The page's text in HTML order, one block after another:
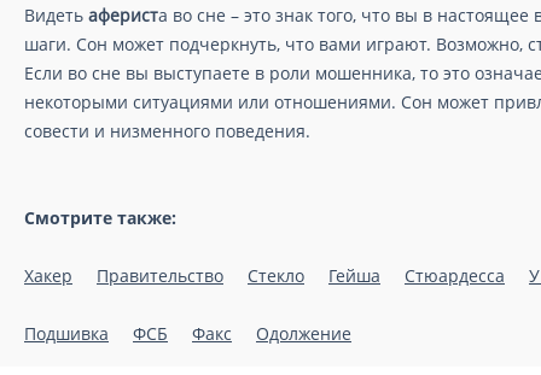
Видеть афериста во сне – это знак того, что вы в
шаги. Сон может подчеркнуть, что вами играют. Возможно,
Если во сне вы выступаете в роли мошенника, то это
некоторыми ситуациями или отношениями. Сон может
совести и низменного поведения.
Смотрите также:
Хакер Правительство Стекло Гейша Стюардесса
Подшивка ФСБ Факс Одолжение